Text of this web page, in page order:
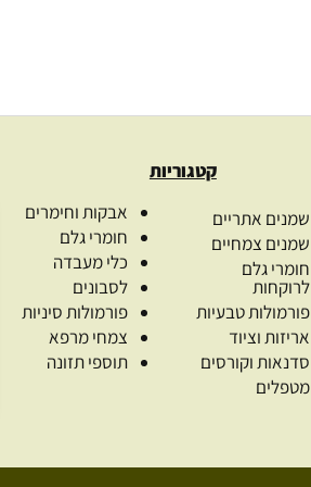
קטגוריות
שמנים אתריים
שמנים צמחיים
חומרי גלם
לרוקחות
פורמולות טבעיות
אריזות וציוד
סדנאות וקורסים
מטפלים
אבקות וחימרים
חומרי גלם
כלי מעבדה
לסבונים
פורמולות סיניות
צמחי מרפא
תוספי תזונה